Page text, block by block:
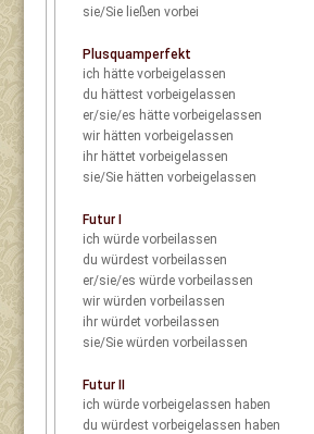
sie/Sie ließen vorbei
Plusquamperfekt
ich hätte vorbeigelassen
du hättest vorbeigelassen
er/sie/es hätte vorbeigelassen
wir hätten vorbeigelassen
ihr hättet vorbeigelassen
sie/Sie hätten vorbeigelassen
Futur I
ich würde vorbeilassen
du würdest vorbeilassen
er/sie/es würde vorbeilassen
wir würden vorbeilassen
ihr würdet vorbeilassen
sie/Sie würden vorbeilassen
Futur II
ich
würde vorbeigelassen haben
du
würdest vorbeigelassen haben